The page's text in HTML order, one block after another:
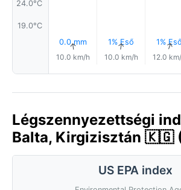
24.0°C
19.0°C
0.0 mm
↑
10.0 km/h
1% Eső
↑
10.0 km/h
1% Eső
↑
12.0
Légszennyezettségi
Balta, Kirgizisztán 🇰🇬
US EPA index